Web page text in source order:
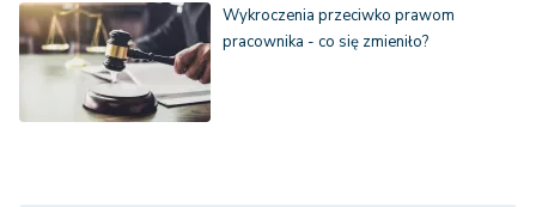
Wykroczenia przeciwko prawom
pracownika - co się zmieniło?